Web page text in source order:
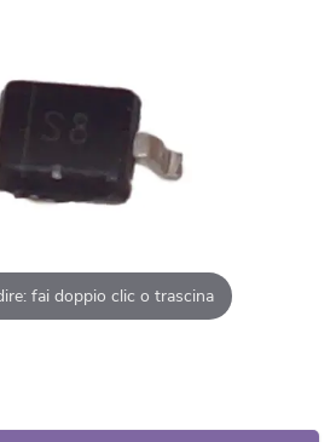
fai doppio clic o trascina